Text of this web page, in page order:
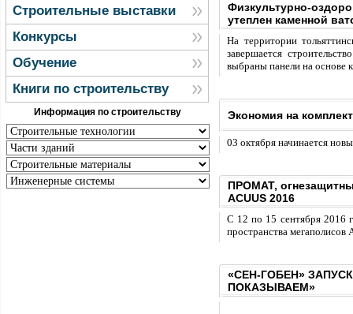
Строительные выставки
Конкурсы
Обучение
Книги по строительству
Информация по строительству
Физкультурно-
утеплен каменной
На территории
завершается
выбраны панели на основе
Экономия на
03 октября начинается
ПРОМАТ,
АCUUS 2016
С 12 по 15 сентября 2016
пространства
«СЕН-ГОБЕН»
ПОКАЗЫВАЕМ»